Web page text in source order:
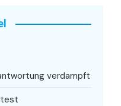
verdampft